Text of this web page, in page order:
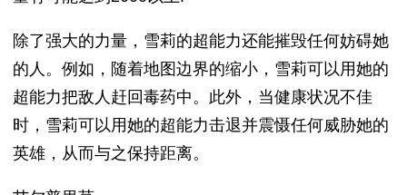
除了强大的力量，雪莉的超能力还能摧毁任何妨碍她
的人。例如，随着地图边界的缩小，雪莉可以用她的
超能力把敌人赶回毒药中。此外，当健康状况不佳
时，雪莉可以用她的超能力击退并震慑任何威胁她的
英雄，从而与之保持距离。